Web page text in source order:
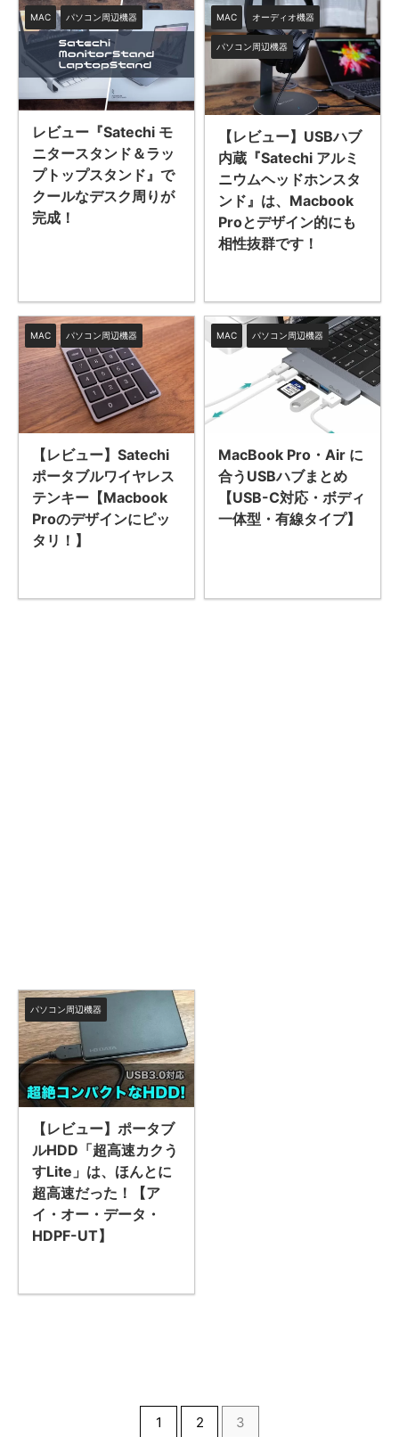
MAC パソコン周辺機器
レビュー『Satechi モ
ニタースタンド＆ラッ
プトップスタンド』で
クールなデスク周りが
完成！
MAC オーディオ機器
パソコン周辺機器
【レビュー】USBハブ
内蔵『Satechi アルミ
ニウムヘッドホンスタ
ンド』は、Macbook
Proとデザイン的にも
相性抜群です！
MAC パソコン周辺機器
【レビュー】Satechi
ポータブルワイヤレス
テンキー【Macbook
Proのデザインにピッ
タリ！】
MAC パソコン周辺機器
MacBook Pro・Air に
合うUSBハブまとめ
【USB-C対応・ボディ
一体型・有線タイプ】
パソコン周辺機器
【レビュー】ポータブ
ルHDD「超高速カクう
すLite」は、ほんとに
超高速だった！【ア
イ・オー・データ・
HDPF-UT】
1 2 3